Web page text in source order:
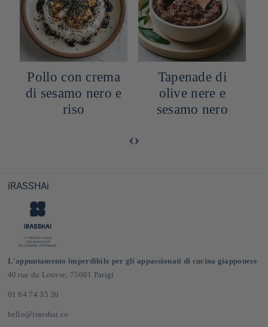
Pollo con crema
di sesamo nero e
riso
Tapenade di
olive nere e
sesamo nero
‹›
iRASSHAi
L'appuntamento imperdibile per gli appassionati di cucina giapponese
40 rue du Louvre, 75001 Parigi
01 84 74 35 30
hello@irasshai.co